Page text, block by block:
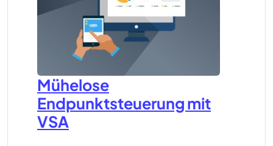
Mühelose
Endpunktsteuerung mit
VSA